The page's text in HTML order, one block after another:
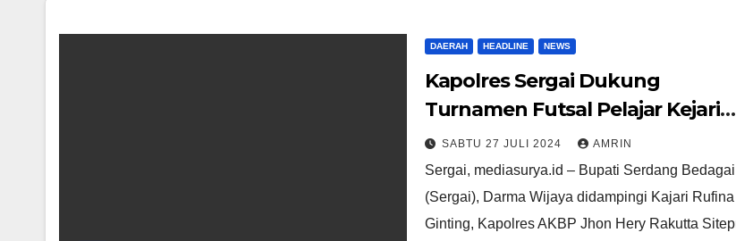
DAERAH HEADLINE NEWS
Kapolres Sergai Dukung
Turnamen Futsal Pelajar Kejari
Cup
SABTU 27 JULI 2024 AMRIN
Sergai, mediasurya.id – Bupati Serdang Bedagai
(Sergai), Darma Wijaya didampingi Kajari Rufina
Ginting, Kapolres AKBP Jhon Hery Rakutta